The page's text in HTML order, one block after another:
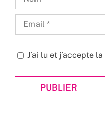
J’ai lu et j’accepte la